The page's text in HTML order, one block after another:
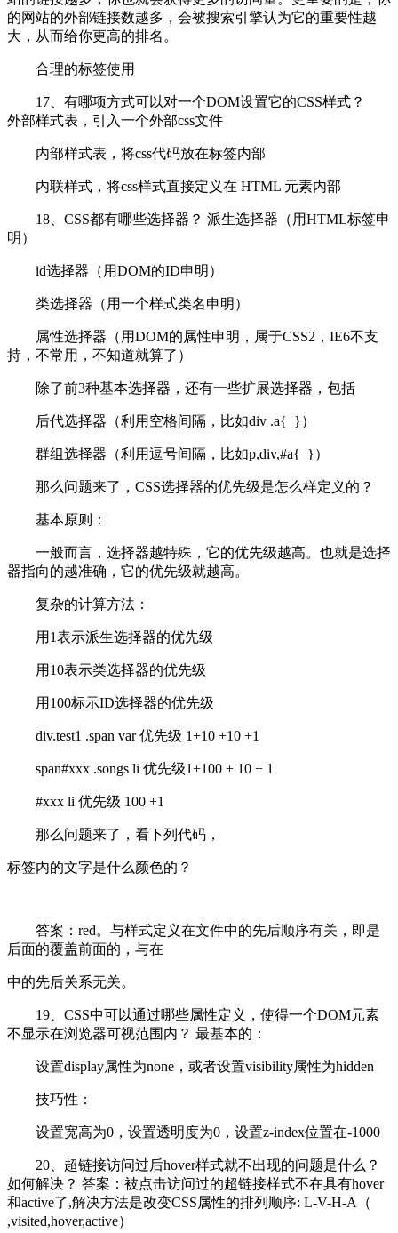
的网站的外部链接数越多，会被搜索引擎认为它的重要性越
大，从而给你更高的排名。
合理的标签使用
17、有哪项方式可以对一个DOM设置它的CSS样式？
外部样式表，引入一个外部css文件
内部样式表，将css代码放在标签内部
内联样式，将css样式直接定义在 HTML 元素内部
18、CSS都有哪些选择器？ 派生选择器（用HTML标签申
明）
id选择器（用DOM的ID申明）
类选择器（用一个样式类名申明）
属性选择器（用DOM的属性申明，属于CSS2，IE6不支
持，不常用，不知道就算了）
除了前3种基本选择器，还有一些扩展选择器，包括
后代选择器（利用空格间隔，比如div .a{ }）
群组选择器（利用逗号间隔，比如p,div,#a{ }）
那么问题来了，CSS选择器的优先级是怎么样定义的？
基本原则：
一般而言，选择器越特殊，它的优先级越高。也就是选择
器指向的越准确，它的优先级就越高。
复杂的计算方法：
用1表示派生选择器的优先级
用10表示类选择器的优先级
用100标示ID选择器的优先级
div.test1 .span var 优先级 1+10 +10 +1
span#xxx .songs li 优先级1+100 + 10 + 1
#xxx li 优先级 100 +1
那么问题来了，看下列代码，
标签内的文字是什么颜色的？
答案：red。与样式定义在文件中的先后顺序有关，即是
后面的覆盖前面的，与在
中的先后关系无关。
19、CSS中可以通过哪些属性定义，使得一个DOM元素
不显示在浏览器可视范围内？ 最基本的：
设置display属性为none，或者设置visibility属性为hidden
技巧性：
设置宽高为0，设置透明度为0，设置z-index位置在-1000
20、超链接访问过后hover样式就不出现的问题是什么？
如何解决？ 答案：被点击访问过的超链接样式不在具有hover
和active了,解决方法是改变CSS属性的排列顺序: L-V-H-A（
,visited,hover,active）